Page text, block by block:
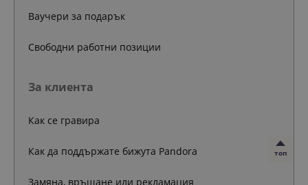
топ
Ваучери за подарък
Свободни работни позиции
За клиента
Как се гравира
Как да поддържате бижута Pandora
Замяна, връщане или рекламация